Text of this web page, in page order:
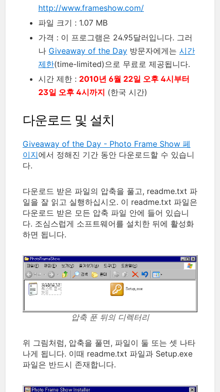
http://www.frameshow.com/
파일 크기 : 1.07 MB
가격 : 이 프로그램은 24.95달러입니다. 그러
나 Giveaway of the Day 방문자에게는 시간
제한(time-limited)으로 무료로 제공됩니다.
시간 제한 : 2010년 6월 22일 오후 4시부터
23일 오후 4시까지 (한국 시간)
다운로드 및 설치
Giveaway of the Day - Photo Frame Show 페
이지에서 정해진 기간 동안 다운로드할 수 있습니
다.
다운로드 받은 파일의 압축을 풀고, readme.txt 파
일을 잘 읽고 실행하십시오. 이 readme.txt 파일은
다운로드 받은 모든 압축 파일 안에 들어 있습니
다. 조심스럽게 소프트웨어를 설치한 뒤에 활성화
하면 됩니다.
압축 푼 뒤의 디렉터리
위 그림처럼, 압축을 풀면, 파일이 둘 또는 셋 나타
나게 됩니다. 이때 readme.txt 파일과 Setup.exe
파일은 반드시 존재합니다.